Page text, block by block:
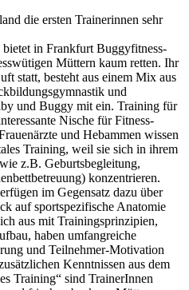
die ersten Trainerinnen sehr
in Frankfurt Buggyfitness-
Müttern kaum retten. Ihr
statt, besteht aus einem Mix aus
und
und Buggy mit ein. Training für
Nische für Fitness-
und Hebammen wissen
Training, weil sie sich in ihrem
z.B. Geburtsbegleitung,
konzentrieren.
im Gegensatz dazu über
auf sportspezifische Anatomie
aus mit Trainingsprinzipien,
haben umfangreiche
und Teilnehmer-Motivation
Kenntnissen aus dem
Training“ sind TrainerInnen